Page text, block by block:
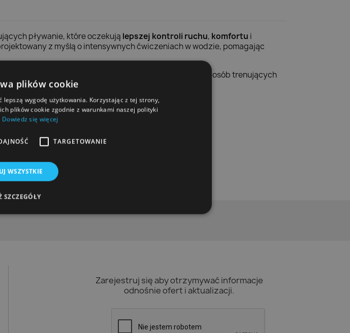
pływanie, które oczekują lepszej kontroli ruchu, komfortu i
z myślą o intensywnych ćwiczeniach w wodzie, pomagając
podczas użytkowania. To praktyczne akcesorium dla osób trenujących
dynamikę ruchu.
Zarejestruj się aby otrzymywać informacje
odnośnie ofert i aktualizacji.
plików cookie
wygodę użytkowania. Korzystając z tej strony,
plików cookie zgodnie z warunkami naszej polityki
Dowiedz się więcej
TARGETOWANIE
WSZYSTKIE
SZCZEGÓŁY